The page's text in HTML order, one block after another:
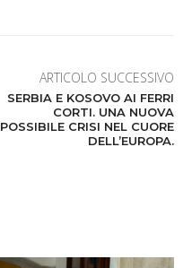
ARTICOLO SUCCESSIVO
SERBIA E KOSOVO AI FERRI
CORTI. UNA NUOVA
POSSIBILE CRISI NEL CUORE
DELL’EUROPA.